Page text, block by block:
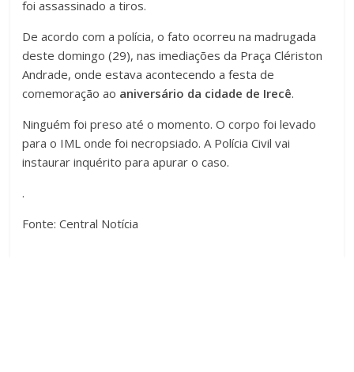
foi assassinado a tiros.
De acordo com a polícia, o fato ocorreu na madrugada
deste domingo (29), nas imediações da Praça Clériston
Andrade, onde estava acontecendo a festa de
comemoração ao aniversário da cidade de Irecê.
Ninguém foi preso até o momento. O corpo foi levado
para o IML onde foi necropsiado. A Polícia Civil vai
instaurar inquérito para apurar o caso.
.
Fonte: Central Notícia